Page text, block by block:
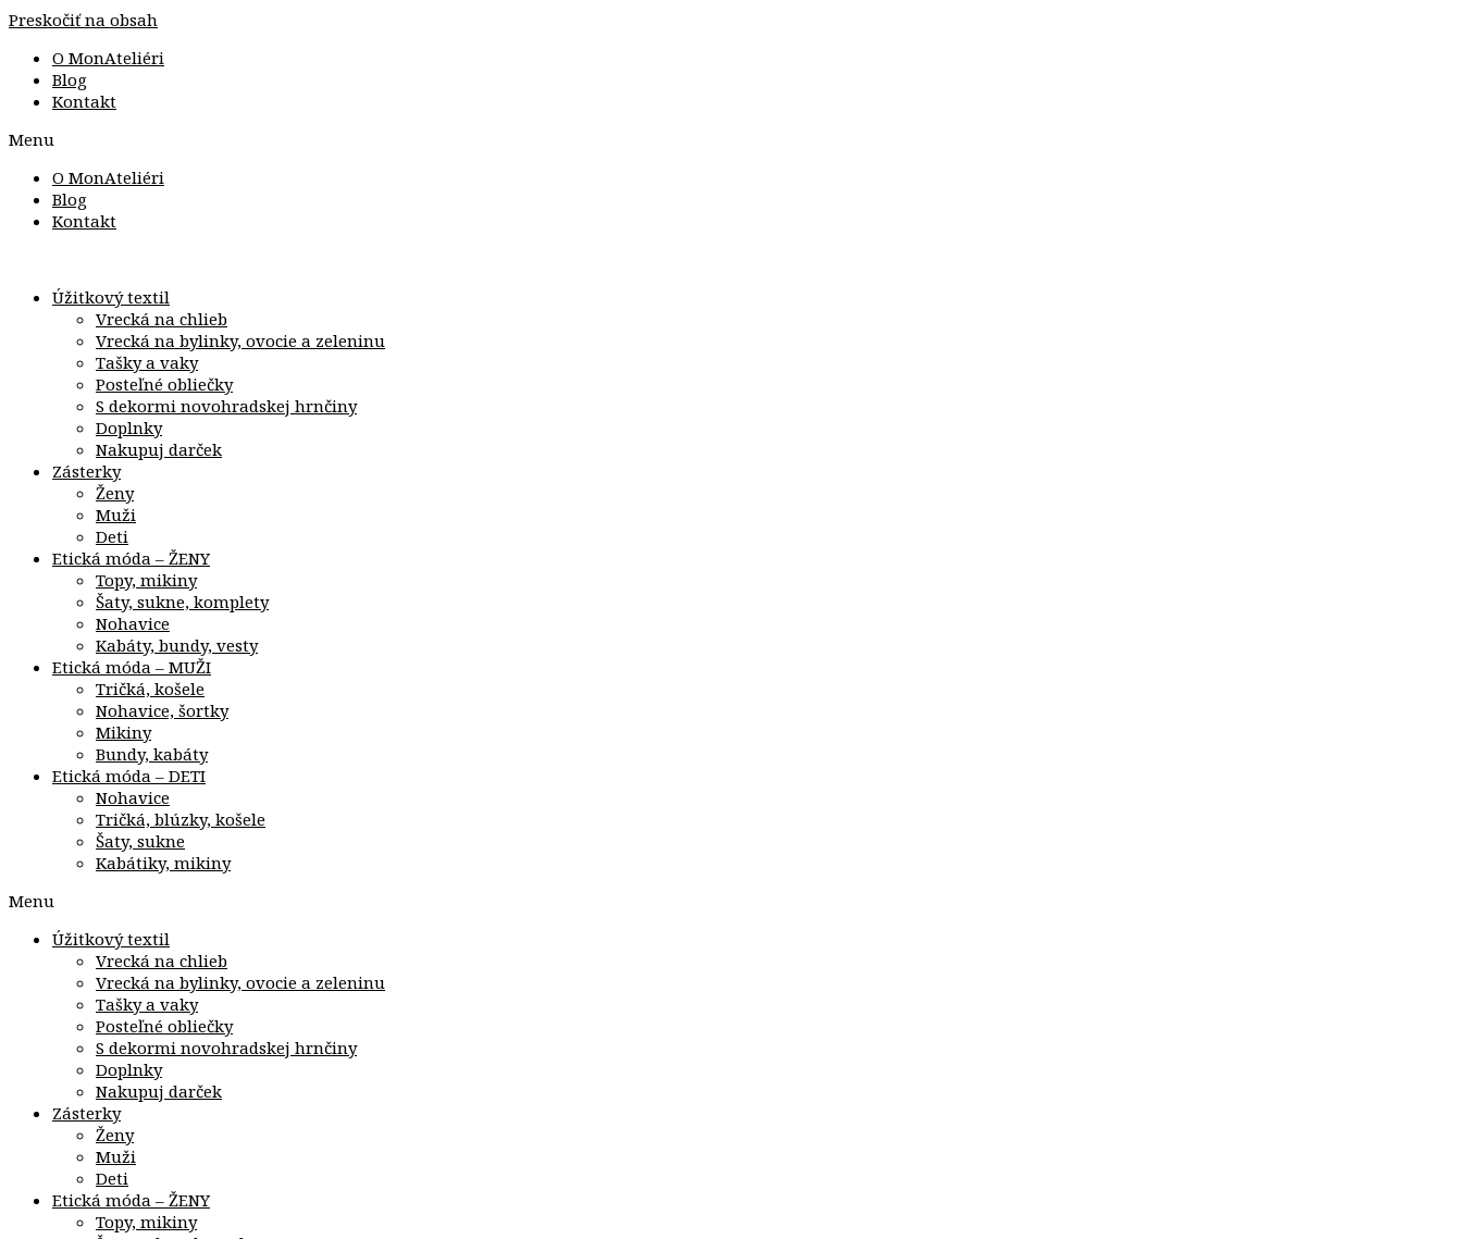
Preskočiť na obsah
O MonAteliéri
Blog
Kontakt
Menu
O MonAteliéri
Blog
Kontakt
Úžitkový textil
Vrecká na chlieb
Vrecká na bylinky, ovocie a zeleninu
Tašky a vaky
Posteľné obliečky
S dekormi novohradskej hrnčiny
Doplnky
Nakupuj darček
Zásterky
Ženy
Muži
Deti
Etická móda – ŽENY
Topy, mikiny
Šaty, sukne, komplety
Nohavice
Kabáty, bundy, vesty
Etická móda – MUŽI
Tričká, košele
Nohavice, šortky
Mikiny
Bundy, kabáty
Etická móda – DETI
Nohavice
Tričká, blúzky, košele
Šaty, sukne
Kabátiky, mikiny
Menu
Úžitkový textil
Vrecká na chlieb
Vrecká na bylinky, ovocie a zeleninu
Tašky a vaky
Posteľné obliečky
S dekormi novohradskej hrnčiny
Doplnky
Nakupuj darček
Zásterky
Ženy
Muži
Deti
Etická móda – ŽENY
Topy, mikiny